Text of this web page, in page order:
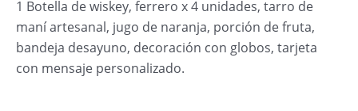
1 Botella de wiskey, ferrero x 4 unidades, tarro de
maní artesanal, jugo de naranja, porción de fruta,
bandeja desayuno, decoración con globos, tarjeta
con mensaje personalizado.